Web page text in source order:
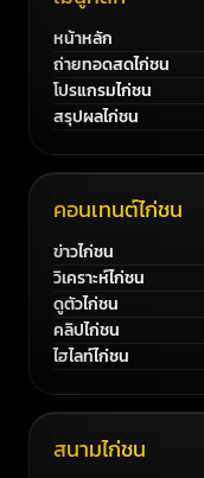
หน้าหลัก
ถ่ายทอดสดไก่ชน
โปรแกรมไก่ชน
สรุปผลไก่ชน
คอนเทนต์ไก่ชน
ข่าวไก่ชน
วิเคราะห์ไก่ชน
ดูตัวไก่ชน
คลิปไก่ชน
ไฮไลท์ไก่ชน
สนามไก่ชน